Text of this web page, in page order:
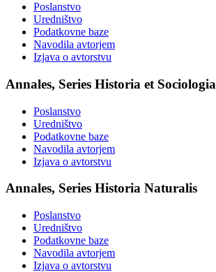
Poslanstvo
Uredništvo
Podatkovne baze
Navodila avtorjem
Izjava o avtorstvu
Annales, Series Historia et Sociologia
Poslanstvo
Uredništvo
Podatkovne baze
Navodila avtorjem
Izjava o avtorstvu
Annales, Series Historia Naturalis
Poslanstvo
Uredništvo
Podatkovne baze
Navodila avtorjem
Izjava o avtorstvu